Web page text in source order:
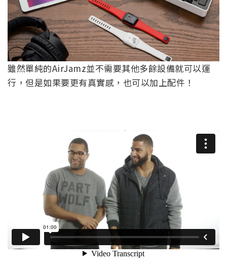
雖然單純的AirJamz並不需要其他多餘設備就可以運
行，但是如果要更有真實感，也可以加上配件！